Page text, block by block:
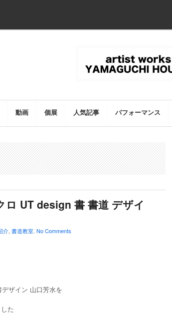
動画 個展 人気記事 パフォーマンス
ロ UT design 書 書道 デザイ
介, 書道教室. No Comments
ザイン 山口芳水を
た